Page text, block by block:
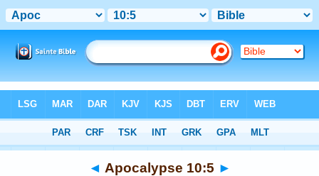
Chapitre 10 > Verset 5
◄ Apocalypse 10:5 ►